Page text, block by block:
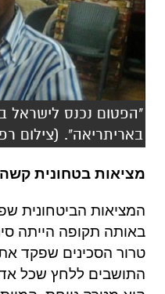
"הפטום נכנס לישראל
באריתריאה". (צילום
מציאות בטחונית קשה
המציאות הביטחונית
באותה תקופה הייתה
טרור הסכינים שפקד
התושבים ללחץ שכל